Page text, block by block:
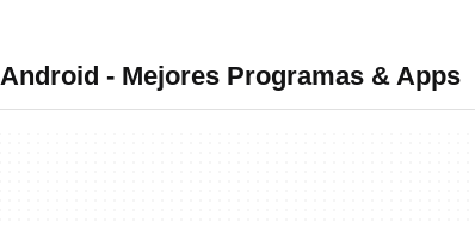
- Mejores Programas & Apps